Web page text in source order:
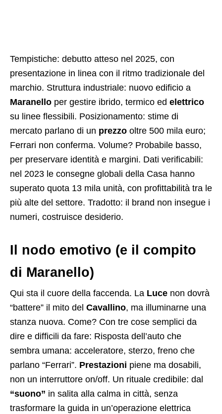
Tempistiche: debutto atteso nel 2025, con
presentazione in linea con il ritmo tradizionale del
marchio. Struttura industriale: nuovo edificio a
Maranello per gestire ibrido, termico ed elettrico
su linee flessibili. Posizionamento: stime di
mercato parlano di un prezzo oltre 500 mila euro;
Ferrari non conferma. Volume? Probabile basso,
per preservare identità e margini. Dati verificabili:
nel 2023 le consegne globali della Casa hanno
superato quota 13 mila unità, con profittabilità tra le
più alte del settore. Tradotto: il brand non insegue i
numeri, costruisce desiderio.
Il nodo emotivo (e il compito
di Maranello)
Qui sta il cuore della faccenda. La Luce non dovrà
“battere” il mito del Cavallino, ma illuminarne una
stanza nuova. Come? Con tre cose semplici da
dire e difficili da fare: Risposta dell’auto che
sembra umana: acceleratore, sterzo, freno che
parlano “Ferrari”. Prestazioni piene ma dosabili,
non un interruttore on/off. Un rituale credibile: dal
“suono” in salita alla calma in città, senza
trasformare la guida in un’operazione elettrica